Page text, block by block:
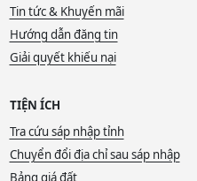
Tin tức & Khuyến mãi
Hướng dẫn đăng tin
Giải quyết khiếu nại
TIỆN ÍCH
Tra cứu sáp nhập tỉnh
Chuyển đổi địa chỉ sau sáp nhập
Bảng giá đất